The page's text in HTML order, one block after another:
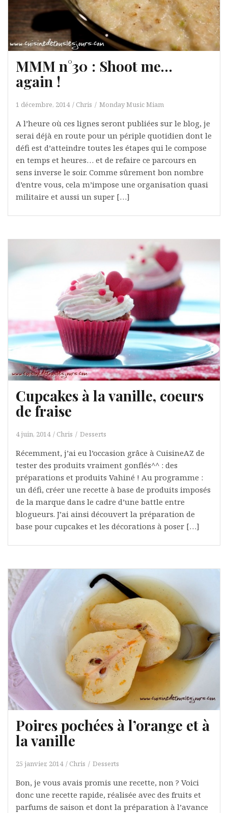
MMM n°30 : Shoot me…
again !
1 décembre, 2014 Chris Monday Music Miam
A l’heure où ces lignes seront publiées sur le blog, je
serai déjà en route pour un périple quotidien dont le
défi est d’atteindre toutes les étapes qui le compose
en temps et heures… et de refaire ce parcours en
sens inverse le soir. Comme sûrement bon nombre
d’entre vous, cela m’impose une organisation quasi
militaire et aussi un super […]
Cupcakes à la vanille, coeurs
de fraise
4 juin, 2014 Chris Desserts
Récemment, j’ai eu l’occasion grâce à CuisineAZ de
tester des produits vraiment gonflés^^ : des
préparations et produits Vahiné ! Au programme :
un défi, créer une recette à base de produits imposés
de la marque dans le cadre d’une battle entre
blogueurs. J’ai ainsi découvert la préparation de
base pour cupcakes et les décorations à poser […]
Poires pochées à l’orange et à
la vanille
25 janvier, 2014 Chris Desserts
Bon, je vous avais promis une recette, non ? Voici
donc une recette rapide, réalisée avec des fruits et
parfums de saison et dont la préparation à l’avance